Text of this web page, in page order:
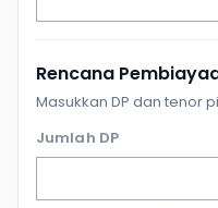
Rencana
Masukkan DP dan tenor
Jumlah DP